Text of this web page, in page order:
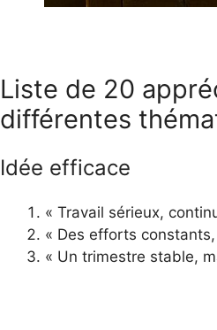
Liste de 20
différentes
Idée efficace
« Travail sérieux,
« Des efforts
« Un trimestre stable,